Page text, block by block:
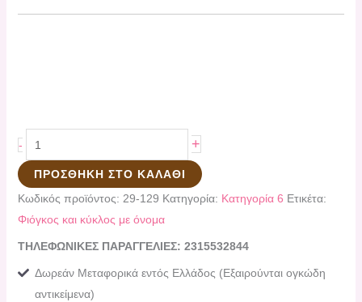
- +
ΠΡΟΣΘΉΚΗ ΣΤΟ ΚΑΛΆΘΙ
Κωδικός προϊόντος: 29-129 Κατηγορία: Κατηγορία 6 Ετικέτα:
Φιόγκος και κύκλος με όνομα
ΤΗΛΕΦΩΝΙΚΕΣ ΠΑΡΑΓΓΕΛΙΕΣ: 2315532844
Δωρεάν Μεταφορικά εντός Ελλάδος (Εξαιρούνται ογκώδη
αντικείμενα)